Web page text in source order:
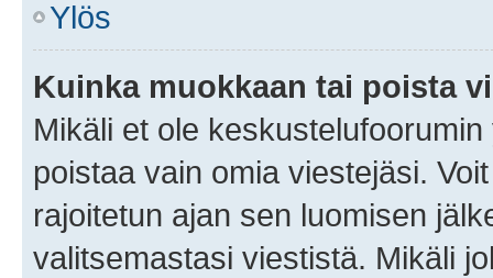
Ylös
Kuinka muokkaan tai poista
Mikäli et ole
poistaa vain omia viestejäsi.
rajoitetun ajan sen luomisen
valitsemastasi viestistä. Mikäli